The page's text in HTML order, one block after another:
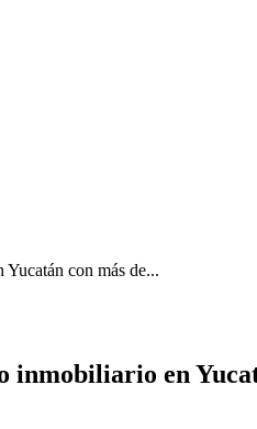
con más de...
en